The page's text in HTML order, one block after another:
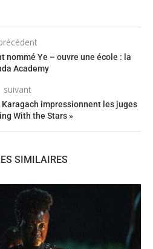
nommé Ye – ouvre une école : la
Academy
suivant
impressionnent les juges
With the Stars »
SIMILAIRES